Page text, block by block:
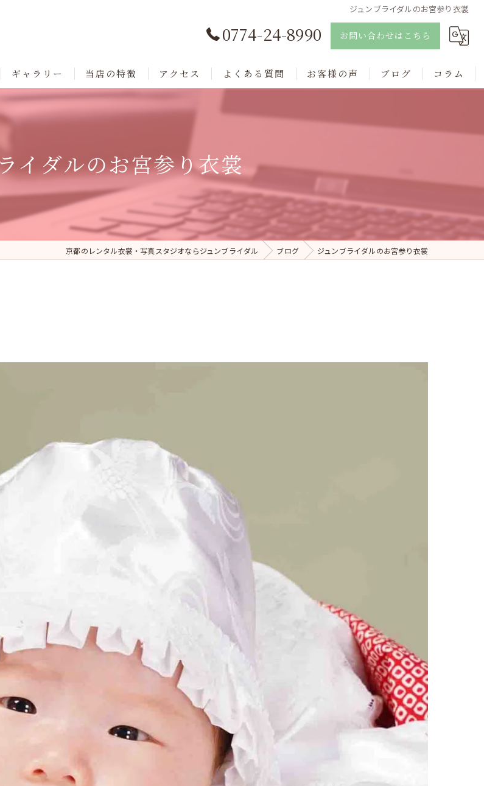
ジュンブライダルのお宮参り衣裳
0774-24-8990 お問い合わせはこちら
ギャラリー 当店の特徴
七五三
卒業
ブライダル
レンタル
アクセス よくある質問 お客様の声 ブログ コラム
イダルのお宮参り衣裳
京都のレンタル衣裳・写真スタジオならジュンブライダル ブログ ジュンブライダルのお宮参り衣裳